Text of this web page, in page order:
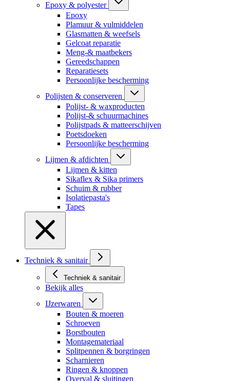
Epoxy & polyester
Epoxy
Plamuur & vulmiddelen
Glasmatten & weefsels
Gelcoat reparatie
Meng-& maatbekers
Gereedschappen
Reparatiesets
Persoonlijke bescherming
Polijsten & conserveren
Polijst- & waxproducten
Polijst-& schuurmachines
Polijstpads & matteerschijven
Poetsdoeken
Persoonlijke bescherming
Lijmen & afdichten
Lijmen & kitten
Sikaflex & Sika primers
Schuim & rubber
Isolatiepasta's
Tapes
Techniek & sanitair
Techniek & sanitair
Bekijk alles
IJzerwaren
Bouten & moeren
Schroeven
Borstbouten
Montagemateriaal
Splitpennen & borgringen
Scharnieren
Ringen & knoppen
Overval & sluitingen